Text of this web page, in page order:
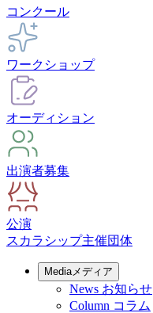
コンクール
ワークショップ
オーディション
出演者募集
公演
スカラシップ主催団体
Mediaメディア
News お知らせ
Column コラム